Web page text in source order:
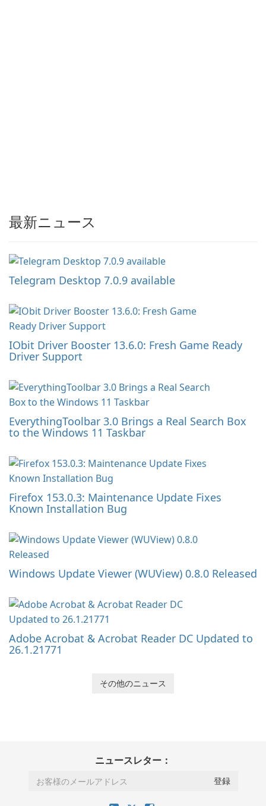
最新ニュース
Telegram Desktop 7.0.9 available
IObit Driver Booster 13.6.0: Fresh Game Ready
Driver Support
EverythingToolbar 3.0 Brings a Real Search Box
to the Windows 11 Taskbar
Firefox 153.0.3: Maintenance Update Fixes
Known Installation Bug
Windows Update Viewer (WUView) 0.8.0 Released
Adobe Acrobat & Acrobat Reader DC Updated to
26.1.21771
その他のニュース
ニュースレター：